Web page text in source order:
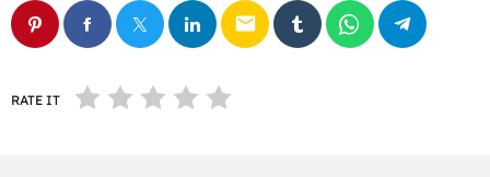
email
RATE IT